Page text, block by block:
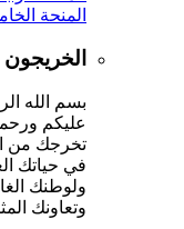
المنحة
الخريجون
بسم الله
عليكم
تخرجك من
في حياتك
ولوطنك
وتعاونك